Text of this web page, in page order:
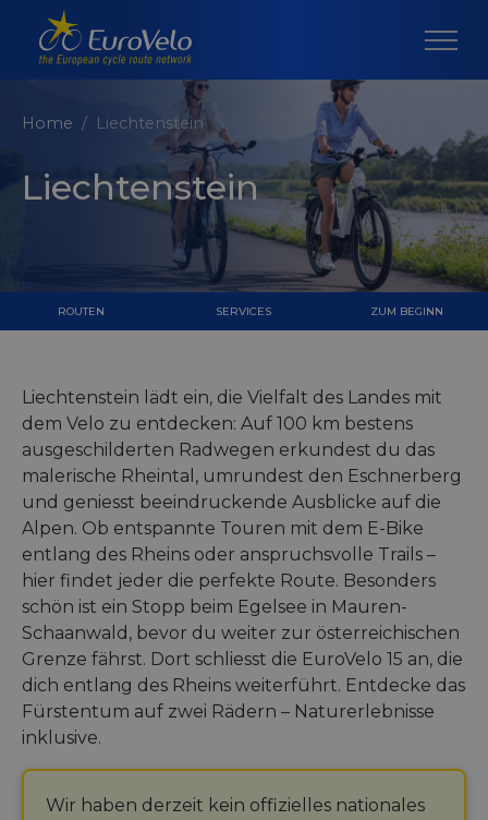
Home Liechtenstein
Liechtenstein
ROUTEN SERVICES ZUM BEGINN
Liechtenstein lädt ein, die Vielfalt des Landes mit
dem Velo zu entdecken: Auf 100 km bestens
ausgeschilderten Radwegen erkundest du das
malerische Rheintal, umrundest den Eschnerberg
und geniesst beeindruckende Ausblicke auf die
Alpen. Ob entspannte Touren mit dem E-Bike
entlang des Rheins oder anspruchsvolle Trails –
hier findet jeder die perfekte Route. Besonders
schön ist ein Stopp beim Egelsee in Mauren-
Schaanwald, bevor du weiter zur österreichischen
Grenze fährst. Dort schliesst die EuroVelo 15 an, die
dich entlang des Rheins weiterführt. Entdecke das
Fürstentum auf zwei Rädern – Naturerlebnisse
inklusive.
Wir haben derzeit kein offizielles nationales